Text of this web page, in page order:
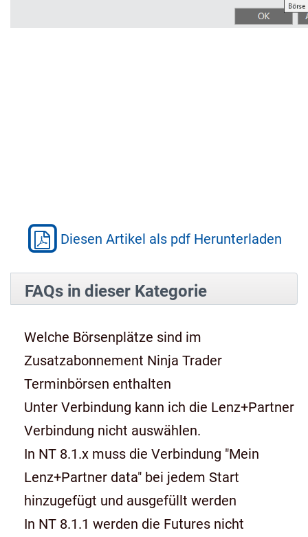
Diesen Artikel als pdf Herunterladen
FAQs in dieser Kategorie
Welche Börsenplätze sind im
Zusatzabonnement Ninja Trader
Terminbörsen enthalten
Unter Verbindung kann ich die Lenz+Partner
Verbindung nicht auswählen.
In NT 8.1.x muss die Verbindung "Mein
Lenz+Partner data" bei jedem Start
hinzugefügt und ausgefüllt werden
In NT 8.1.1 werden die Futures nicht